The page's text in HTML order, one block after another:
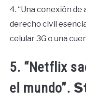
4. “Una conexión de
derecho civil
celular 3G o una
5. “Netflix
el mundo”.